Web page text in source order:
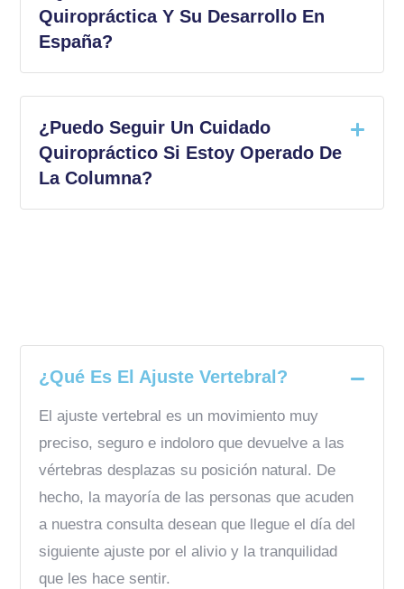
Quiropráctica Y Su Desarrollo En
España?
¿Puedo Seguir Un Cuidado
Quiropráctico Si Estoy Operado De
La Columna?
¿Qué Es El Ajuste Vertebral?
El ajuste vertebral es un movimiento muy
preciso, seguro e indoloro que devuelve a las
vértebras desplazas su posición natural. De
hecho, la mayoría de las personas que acuden
a nuestra consulta desean que llegue el día del
siguiente ajuste por el alivio y la tranquilidad
que les hace sentir.